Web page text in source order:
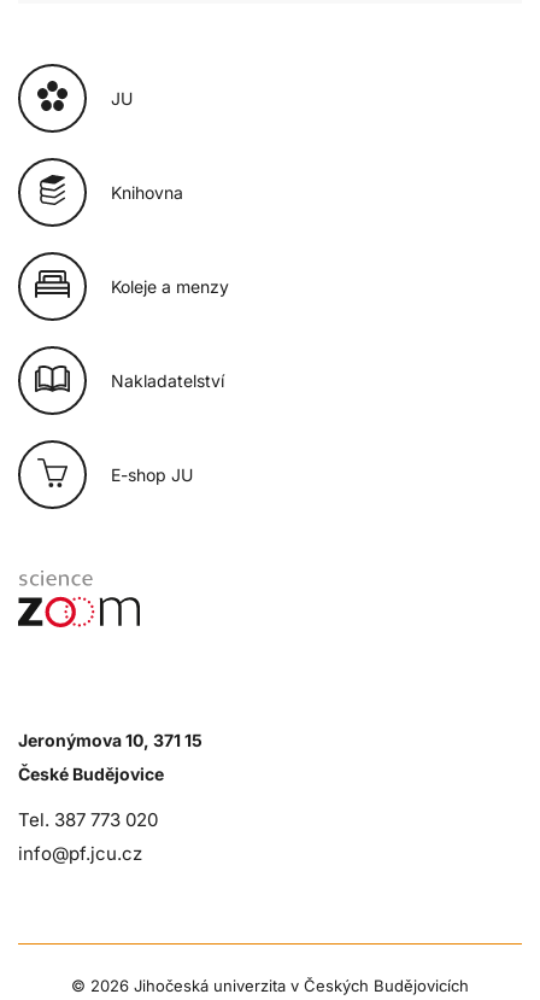
JU
Knihovna
Koleje a menzy
Nakladatelství
E-shop JU
Jeronýmova 10, 371 15
České Budějovice
Tel. 387 773 020
info@pf.jcu.cz
© 2026 Jihočeská univerzita v Českých Budějovicích